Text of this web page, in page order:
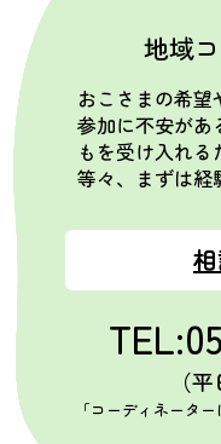
地域
おこさまの希
参加に不安があ
もを受け入れる
等々、まずは経
（
「コーディネータ